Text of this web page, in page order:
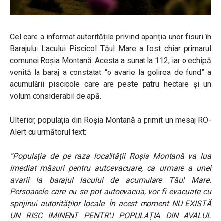
Cel care a informat autoritățile privind apariția unor fisuri în
Barajului Lacului Piscicol Tăul Mare a fost chiar primarul
comunei Roșia Montană. Acesta a sunat la 112, iar o echipă
venită la baraj a constatat “o avarie la golirea de fund” a
acumulării piscicole care are peste patru hectare și un
volum considerabil de apă.
Ulterior, populația din Roșia Montană a primit un mesaj RO-
Alert cu următorul text:
“Populația de pe raza localității Roșia Montană va lua
imediat măsuri pentru autoevacuare, ca urmare a unei
avarii la barajul lacului de acumulare Tăul Mare.
Persoanele care nu se pot autoevacua, vor fi evacuate cu
sprijinul autorităților locale. În acest moment NU EXISTĂ
UN RISC IMINENT PENTRU POPULAȚIA DIN AVALUL